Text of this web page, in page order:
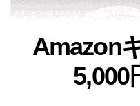
Amazon
5,000